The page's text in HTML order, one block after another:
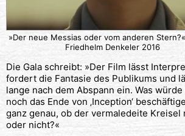
»Der neue Messias oder vom anderen
Friedhelm Denkeler 2016
Die Gala schreibt: »Der Film lässt
fordert die Fantasie des Publikums und
lange nach dem Abspann ein. Was
noch das Ende von ‚Inception‘
ganz genau, ob der vermaledeite Kreisel
oder nicht?«